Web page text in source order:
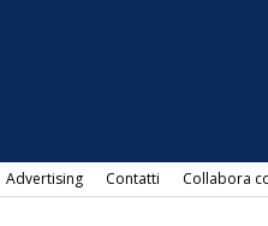
Advertising Contatti Collabora